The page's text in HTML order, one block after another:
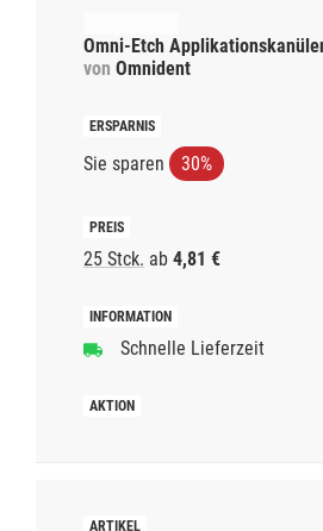
Omni-Etch
von Omnident
Sie sparen 30%
25 Stck. ab 4,81 €
Schnelle Lieferzeit